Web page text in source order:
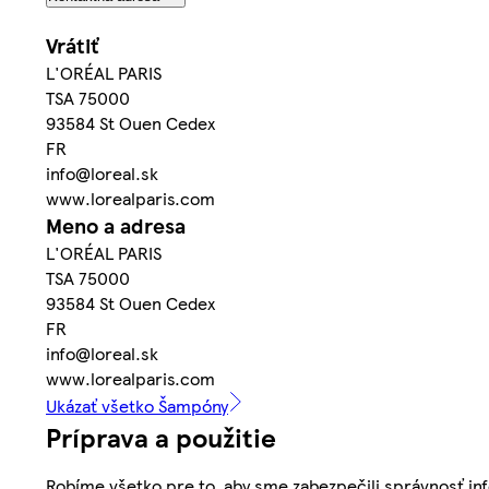
Vrátiť
L'ORÉAL PARIS
TSA 75000
93584 St Ouen Cedex
FR
info@loreal.sk
www.lorealparis.com
Meno a adresa
L'ORÉAL PARIS
TSA 75000
93584 St Ouen Cedex
FR
info@loreal.sk
www.lorealparis.com
Ukázať všetko Šampóny
Príprava a použitie